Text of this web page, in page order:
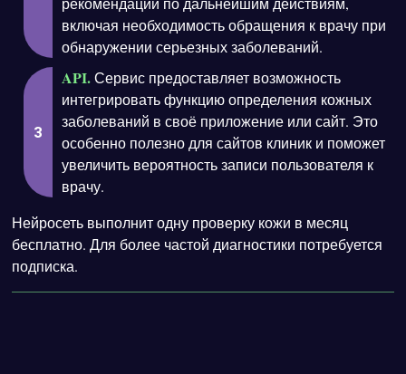
включая необходимость обращения к врачу при
обнаружении серьезных заболеваний.
API.Сервис предоставляет возможность
интегрировать функцию определения кожных
заболеваний в своё приложение или сайт. Это
особенно полезно для сайтов клиник и поможет
увеличить вероятность записи пользователя к
врачу.
Нейросеть выполнит одну проверку кожи в месяц
бесплатно. Для более частой диагностики потребуется
подписка.